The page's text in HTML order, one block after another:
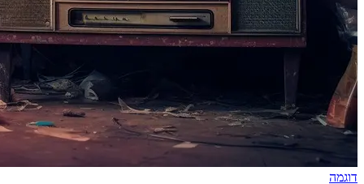
דוגמה